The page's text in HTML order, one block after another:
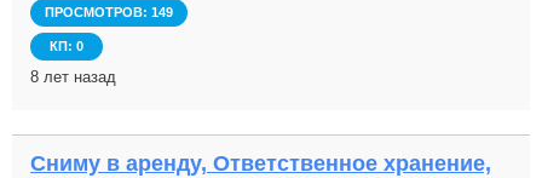
ПРОСМОТРОВ: 149
КП: 0
8 лет назад
Сниму в аренду, Ответственное хранение,